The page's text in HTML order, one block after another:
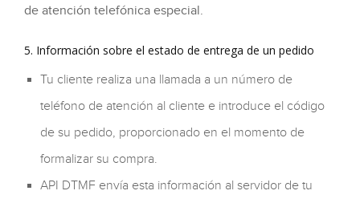
de atención telefónica especial.
5. Información sobre el estado de entrega de un pedido
Tu cliente realiza una llamada a un número de
teléfono de atención al cliente e introduce el código
de su pedido, proporcionado en el momento de
formalizar su compra.
API DTMF envía esta información al servidor de tu